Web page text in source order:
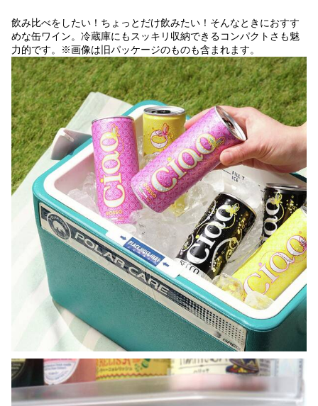
飲み比べをしたい！ちょっとだけ飲みたい！そんなときにおすす
めな缶ワイン。冷蔵庫にもスッキリ収納できるコンパクトさも魅
力的です。※画像は旧パッケージのものも含まれます。